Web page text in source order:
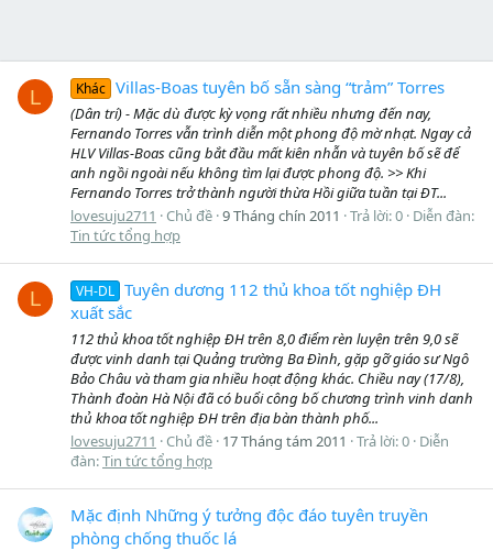
L Khác Villas-Boas tuyên bố sẵn sàng “trảm” Torres
(Dân trí) - Mặc dù được kỳ vọng rất nhiều nhưng đến nay,
Fernando Torres vẫn trình diễn một phong độ mờ nhạt. Ngay cả
HLV Villas-Boas cũng bắt đầu mất kiên nhẫn và tuyên bố sẽ để
anh ngồi ngoài nếu không tìm lại được phong độ. >> Khi
Fernando Torres trở thành người thừa Hồi giữa tuần tại ĐT...
lovesuju2711
Chủ đề 9 Tháng chín 2011 Trả lời: 0 Diễn đàn:
Tin tức tổng hợp
L VH-DL Tuyên dương 112 thủ khoa tốt nghiệp ĐH
xuất sắc
112 thủ khoa tốt nghiệp ĐH trên 8,0 điểm rèn luyện trên 9,0 sẽ
được vinh danh tại Quảng trường Ba Đình, gặp gỡ giáo sư Ngô
Bảo Châu và tham gia nhiều hoạt động khác. Chiều nay (17/8),
Thành đoàn Hà Nội đã có buổi công bố chương trình vinh danh
thủ khoa tốt nghiệp ĐH trên địa bàn thành phố...
lovesuju2711
Chủ đề 17 Tháng tám 2011 Trả lời: 0 Diễn
đàn:Tin tức tổng hợp
Mặc định Những ý tưởng độc đáo tuyên truyền
phòng chống thuốc lá